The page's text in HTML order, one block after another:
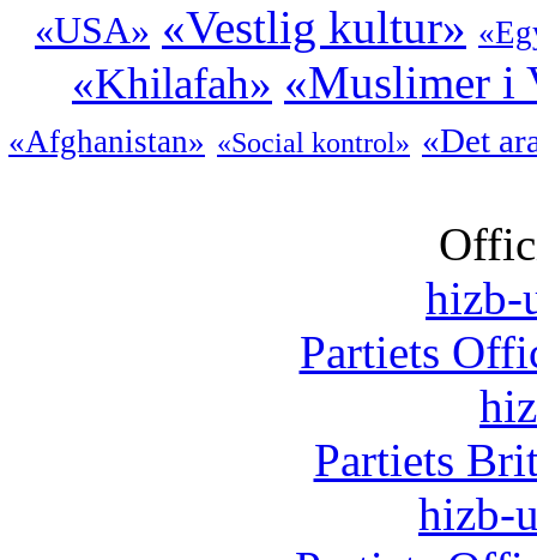
«USA» «Vestlig kultur»
«Khilafah» «Muslimer i
«Afghanistan» «Social kontrol» «Det
hizb-
Partiets
Partiets
hizb-